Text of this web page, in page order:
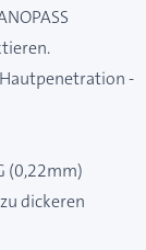
-
(0,22mm)
dickeren